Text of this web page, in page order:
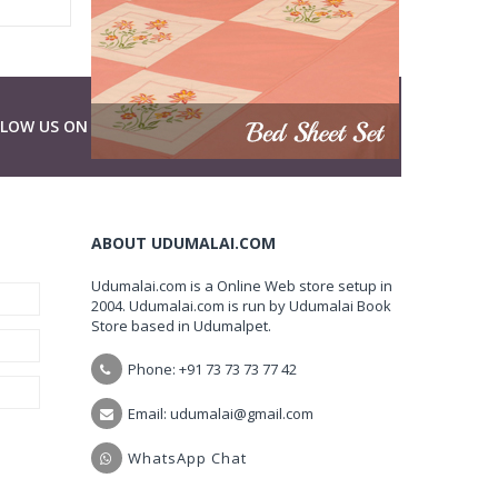
US ON
ABOUT UDUMALAI.COM
Udumalai.com is a Online Web store setup in
2004. Udumalai.com is run by Udumalai Book
Store based in Udumalpet.
Phone: +91 73 73 73 77 42
Email: udumalai@gmail.com
WhatsApp Chat